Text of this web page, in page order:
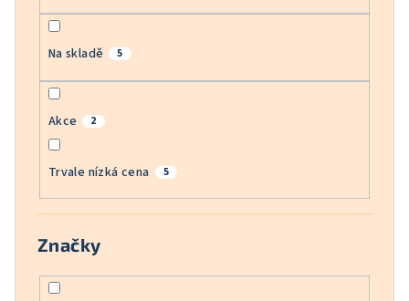
Na skladě 5
Akce 2
Trvale nízká cena 5
Značky